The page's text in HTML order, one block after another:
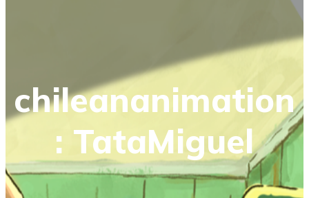
chileananimation
: TataMiguel